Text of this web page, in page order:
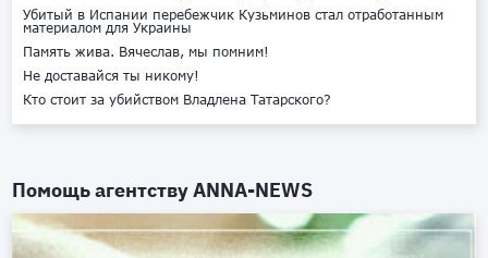
Убитый в Испании перебежчик Кузьминов стал отработанным
материалом для Украины
Память жива. Вячеслав, мы помним!
Не доставайся ты никому!
Кто стоит за убийством Владлена Татарского?
Помощь агентствуANNA-NEWS